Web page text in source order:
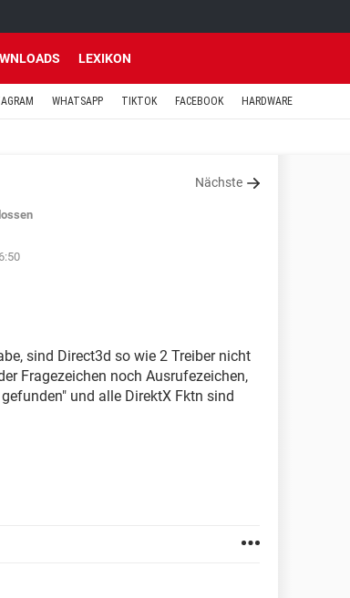
LEXIKON
WHATSAPP TIKTOK FACEBOOK HARDWARE
Nächste
sind Direct3d so wie 2 Treiber nicht
Fragezeichen noch Ausrufezeichen,
und alle DirektX Fktn sind